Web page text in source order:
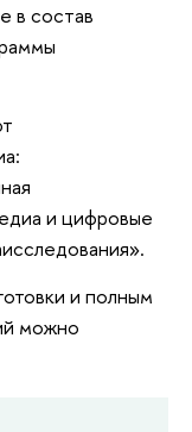
в состав
и цифровые
и полным
можно